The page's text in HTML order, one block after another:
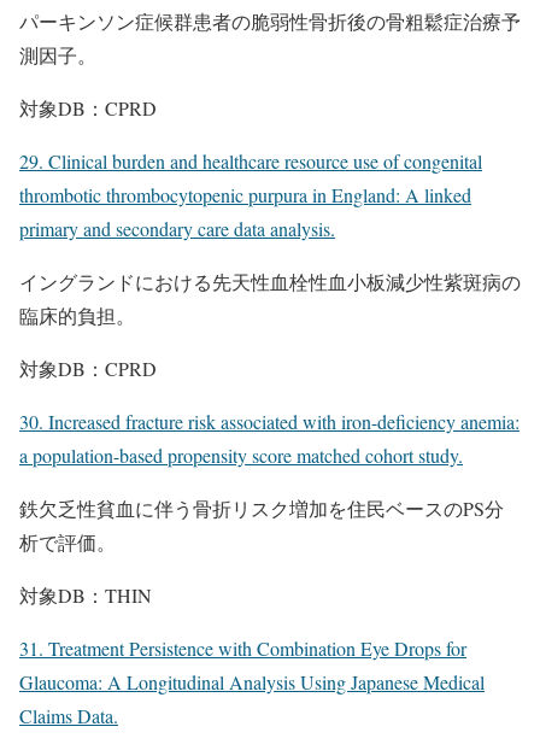
パーキンソン症候群患者の脆弱性骨折後の骨粗鬆症治療予
測因子。
対象DB：CPRD
29. Clinical burden and healthcare resource use of congenital
thrombotic thrombocytopenic purpura in England: A linked
primary and secondary care data analysis.
イングランドにおける先天性血栓性血小板減少性紫斑病の
臨床的負担。
対象DB：CPRD
30. Increased fracture risk associated with iron-deficiency anemia:
a population-based propensity score matched cohort study.
鉄欠乏性貧血に伴う骨折リスク増加を住民ベースのPS分
析で評価。
対象DB：THIN
31. Treatment Persistence with Combination Eye Drops for
Glaucoma: A Longitudinal Analysis Using Japanese Medical
Claims Data.